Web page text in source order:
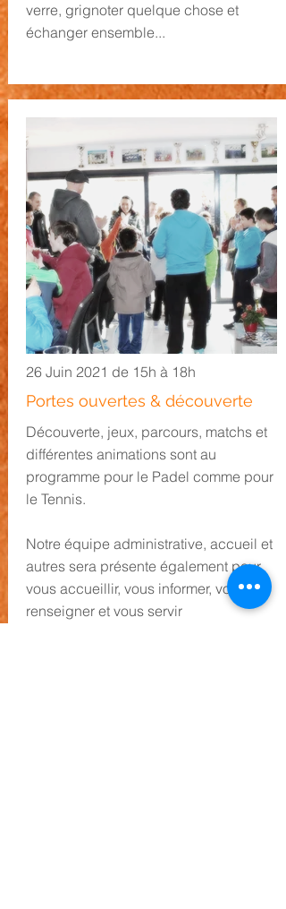
verre, grignoter quelque chose et
échanger ensemble...
26 Juin 2021 de 15h à 18h
Portes ouvertes & découverte
Découverte, jeux, parcours, matchs et
différentes animations sont au
programme pour le Padel comme pour
le Tennis.
Notre équipe administrative, accueil et
autres sera présente également pour
vous accueillir, vous informer, vous
renseigner et vous servir